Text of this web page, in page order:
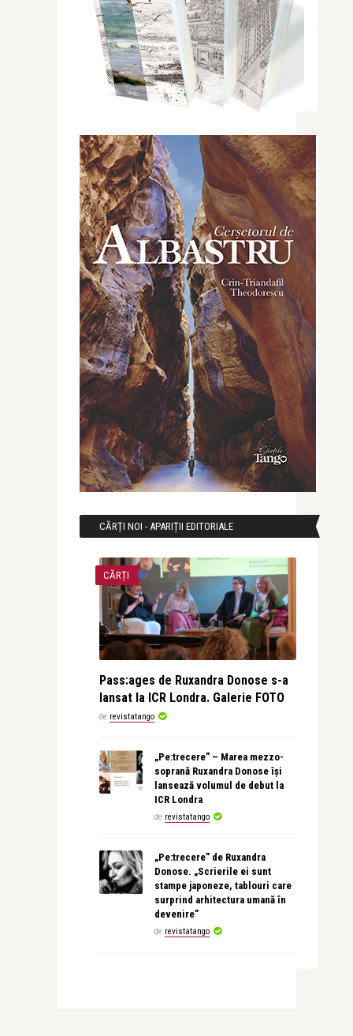
CĂRȚI NOI - APARIȚII EDITORIALE
CĂRȚI
Pass:ages de Ruxandra Donose s-a
lansat la ICR Londra. Galerie FOTO
de revistatango
„Pe:trecere” – Marea mezzo-
soprană Ruxandra Donose își
lansează volumul de debut la
ICR Londra
de revistatango
„Pe:trecere” de Ruxandra
Donose. „Scrierile ei sunt
stampe japoneze, tablouri care
surprind arhitectura umană în
devenire”
de revistatango